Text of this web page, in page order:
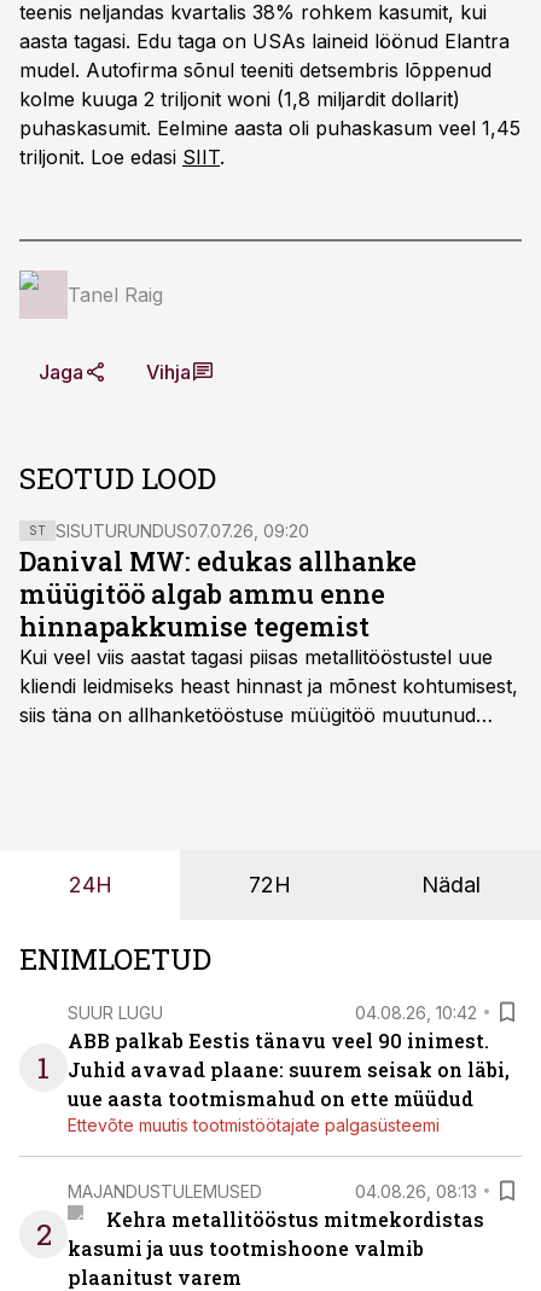
teenis neljandas kvartalis 38% rohkem kasumit, kui
aasta tagasi. Edu taga on USAs laineid löönud Elantra
mudel. Autofirma sõnul teeniti detsembris lõppenud
kolme kuuga 2 triljonit woni (1,8 miljardit dollarit)
puhaskasumit. Eelmine aasta oli puhaskasum veel 1,45
triljonit. Loe edasi SIIT.
Tanel Raig
Jaga Vihja
SEOTUD LOOD
ST SISUTURUNDUS07.07.26, 09:20
Danival MW: edukas allhanke
müügitöö algab ammu enne
hinnapakkumise tegemist
Kui veel viis aastat tagasi piisas metallitööstustel uue
kliendi leidmiseks heast hinnast ja mõnest kohtumisest,
siis täna on allhanketööstuse müügitöö muutunud
24H 72H Nädal
ENIMLOETUD
1
SUUR LUGU 04.08.26, 10:42
ABB palkab Eestis tänavu veel 90 inimest.
Juhid avavad plaane: suurem seisak on läbi,
uue aasta tootmismahud on ette müüdud
Ettevõte muutis tootmistöötajate palgasüsteemi
2
MAJANDUSTULEMUSED 04.08.26, 08:13
Kehra metallitööstus mitmekordistas
kasumi ja uus tootmishoone valmib
plaanitust varem